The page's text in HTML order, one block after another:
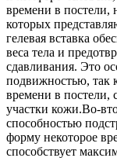
времени в постели,
которых
гелевая вставка
веса тела и
сдавливания. Это
подвижностью, так
времени в постели,
участки кожи.Во-
способностью
форму некоторое
способствует